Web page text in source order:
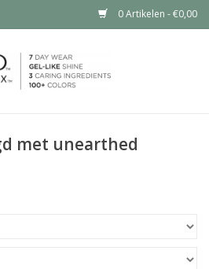
0 Artikelen - €0,00
met unearthed